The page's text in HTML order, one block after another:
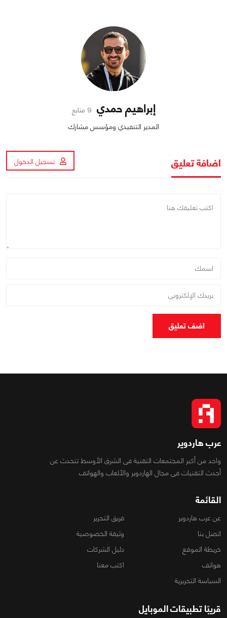
إبراهيم حمدي 9 متابع
المدير التنفيذي ومؤسس مشارك
اضافة تعليق تسجيل الدخول
اضف تعليق
عرب هاردوير
واحد من أكبر المجتمعات التقنية فى الشرق الأوسط تتحدث عن
أحدث التقنيات فى مجال الهاردوير والألعاب والهواتف
القائمة
عن عرب هاردوير
فريق التحرير
اتصل بنا
وثيقة الخصوصية
خريطة الموقع
دليل الشركات
هواتف
اكتب معنا
السياسة التحريرية
قريبًا تطبيقات الموبايل